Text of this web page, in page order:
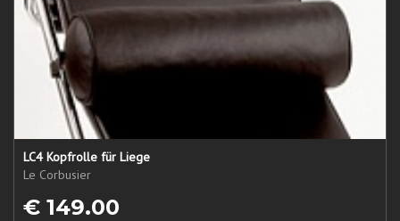
LC4 Kopfrolle für Liege
Le Corbusier
€ 149.00